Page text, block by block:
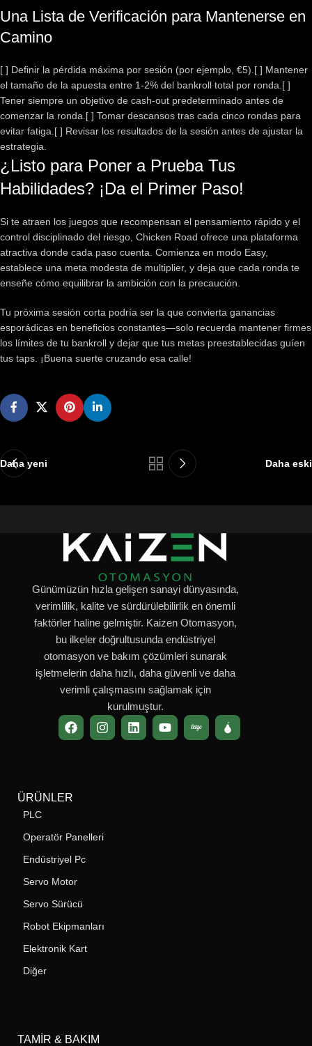
Una Lista de Verificación para Mantenerse en
Camino
[ ] Definir la pérdida máxima por sesión (por ejemplo, €5).[ ] Mantener
el tamaño de la apuesta entre 1‑2% del bankroll total por ronda.[ ]
Tener siempre un objetivo de cash‑out predeterminado antes de
comenzar la ronda.[ ] Tomar descansos tras cada cinco rondas para
evitar fatiga.[ ] Revisar los resultados de la sesión antes de ajustar la
estrategia.
¿Listo para Poner a Prueba Tus
Habilidades? ¡Da el Primer Paso!
Si te atraen los juegos que recompensan el pensamiento rápido y el
control disciplinado del riesgo, Chicken Road ofrece una plataforma
atractiva donde cada paso cuenta. Comienza en modo Easy,
establece una meta modesta de multiplier, y deja que cada ronda te
enseñe cómo equilibrar la ambición con la precaución.
Tu próxima sesión corta podría ser la que convierta ganancias
esporádicas en beneficios constantes—solo recuerda mantener firmes
los límites de tu bankroll y dejar que tus metas preestablecidas guíen
tus taps. ¡Buena suerte cruzando esa calle!
Daha yeni Daha eski
Günümüzün hızla gelişen sanayi dünyasında,
verimlilik, kalite ve sürdürülebilirlik en önemli
faktörler haline gelmiştir. Kaizen Otomasyon,
bu ilkeler doğrultusunda endüstriyel
otomasyon ve bakım çözümleri sunarak
işletmelerin daha hızlı, daha güvenli ve daha
verimli çalışmasını sağlamak için
kurulmuştur.
ÜRÜNLER
PLC
Operatör Panelleri
Endüstriyel Pc
Servo Motor
Servo Sürücü
Robot Ekipmanları
Elektronik Kart
Diğer
TAMIR & BAKIM